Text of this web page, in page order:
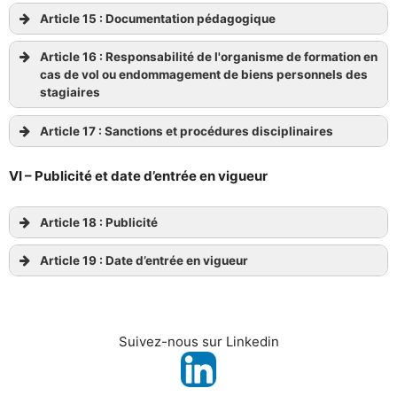
Article 15 : Documentation pédagogique
Article 16 : Responsabilité de l'organisme de formation en
cas de vol ou endommagement de biens personnels des
stagiaires
Article 17 : Sanctions et procédures disciplinaires
VI – Publicité et date d’entrée en vigueur
Article 18 : Publicité
Article 19 : Date d’entrée en vigueur
Suivez-nous sur Linkedin